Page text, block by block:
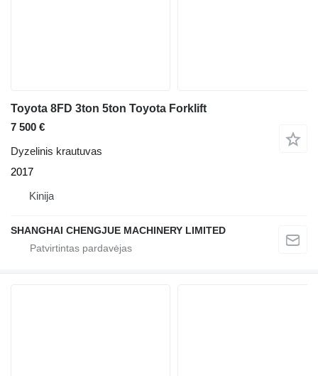
Toyota 8FD 3ton 5ton Toyota Forklift
7 500 €
Dyzelinis krautuvas
2017
Kinija
SHANGHAI CHENGJUE MACHINERY LIMITED